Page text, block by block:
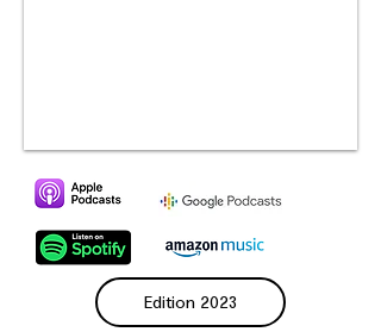
Edition 2023